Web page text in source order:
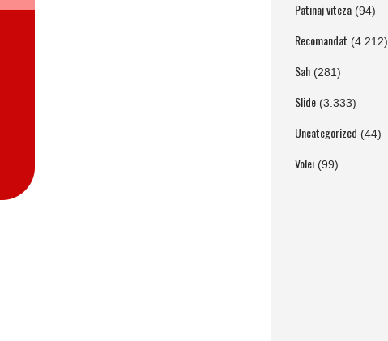
Patinaj viteza(94)
Recomandat (4.212)
Sah(281)
Slide(3.333)
Uncategorized (44)
Volei(99)